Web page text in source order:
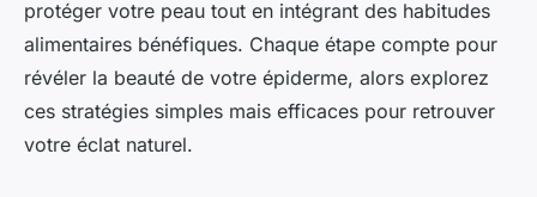
protéger votre peau tout en intégrant des habitudes
alimentaires bénéfiques. Chaque étape compte pour
révéler la beauté de votre épiderme, alors explorez
ces stratégies simples mais efficaces pour retrouver
votre éclat naturel.